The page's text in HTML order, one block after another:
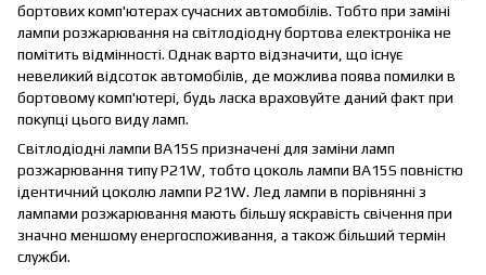
бортових комп'ютерах сучасних автомобілів. Тобто при заміні
лампи розжарювання на світлодіодну бортова електроніка не
помітить відмінності. Однак варто відзначити, що існує
невеликий відсоток автомобілів, де можлива поява помилки в
бортовому комп'ютері, будь ласка враховуйте даний факт при
покупці цього виду ламп.
Світлодіодні лампи BA15S призначені для заміни ламп
розжарювання типу P21W, тобто цоколь лампи BA15S повністю
ідентичний цоколю лампи P21W. Лед лампи в порівнянні з
лампами розжарювання мають більшу яскравість свічення при
значно меншому енергоспоживання, а також більший термін
служби.